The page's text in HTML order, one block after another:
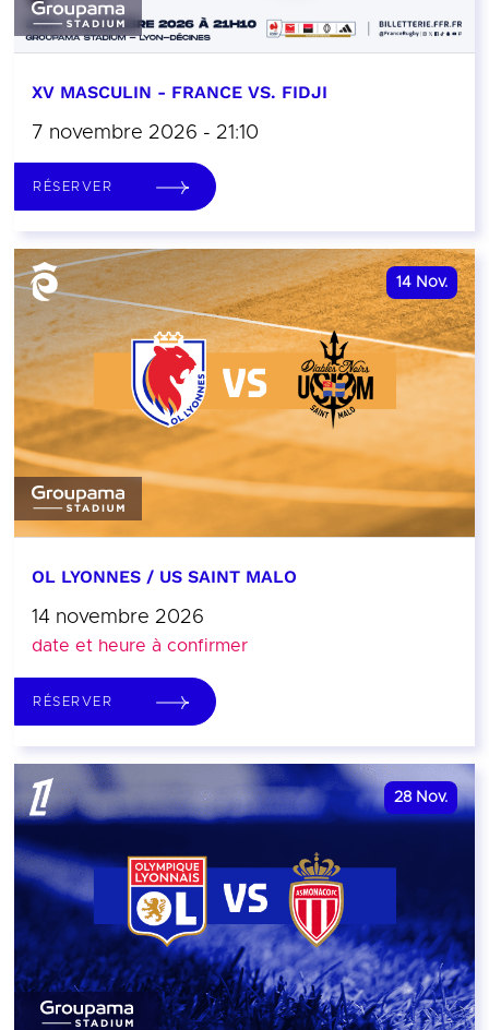
XV MASCULIN - FRANCE VS. FIDJI
7 novembre 2026 - 21:10
RÉSERVER
14 Nov.
OL LYONNES / US SAINT MALO
14 novembre 2026
date et heure à confirmer
RÉSERVER
28 Nov.